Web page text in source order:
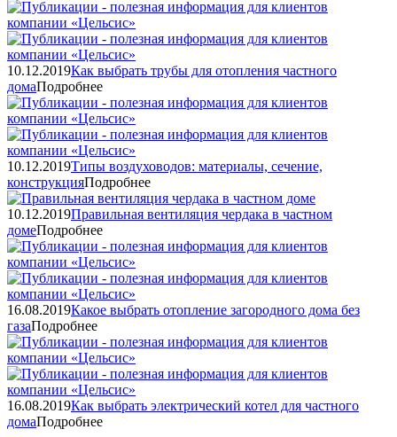
10.12.2019Как выбрать трубы для отопления частного
домаПодробнее
10.12.2019Типы воздуховодов: материалы, сечение,
конструкцияПодробнее
10.12.2019Правильная вентиляция чердака в частном
домеПодробнее
16.08.2019Какое выбрать отопление загородного дома без
газаПодробнее
16.08.2019Как выбрать электрический котел для частного
домаПодробнее